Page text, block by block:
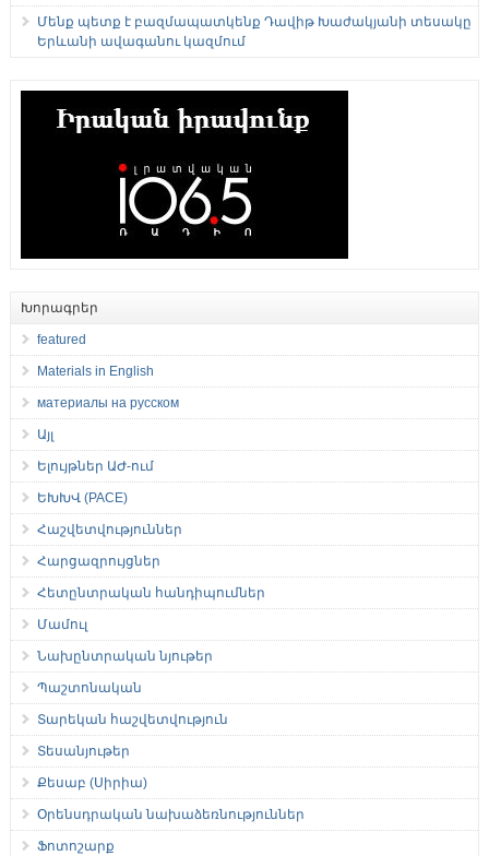
Մենք պետք է բազմապատկենք Դավիթ Խաժակյանի տեսակը
Երևանի ավագանու կազմում
Խորագրեր
featured
Materials in English
материалы на русском
Այլ
Ելույթներ ԱԺ-ում
ԵԽԽՎ (PACE)
Հաշվետվություններ
Հարցազրույցներ
Հետընտրական հանդիպումներ
Մամուլ
Նախընտրական նյութեր
Պաշտոնական
Տարեկան հաշվետվություն
Տեսանյութեր
Քեսաբ (Սիրիա)
Օրենսդրական նախաձեռնություններ
Ֆոտոշարք